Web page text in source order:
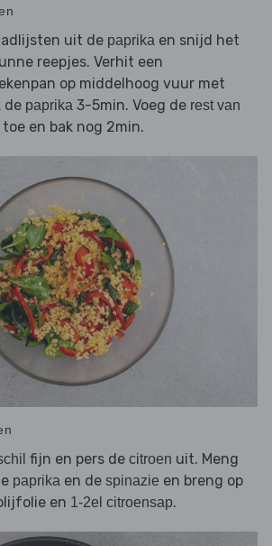
uit de paprika en snijd het
reepjes. Verhit een
op middelhoog vuur met
de paprika 3-5min. Voeg de rest van
toe en bak nog 2min.
fijn en pers de citroen uit. Meng
paprika en de spinazie en breng op
en 1-2el citroensap.